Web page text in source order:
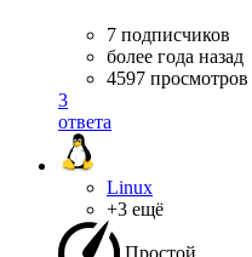
7 подписчиков
более года назад
4597 просмотров
3
ответа
Linux
+3 ещё
Простой